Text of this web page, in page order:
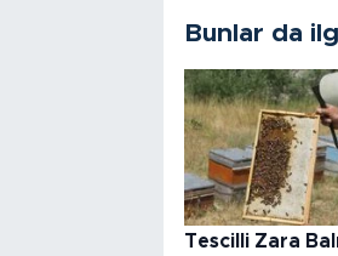
Bunlar da
Tescilli Zara